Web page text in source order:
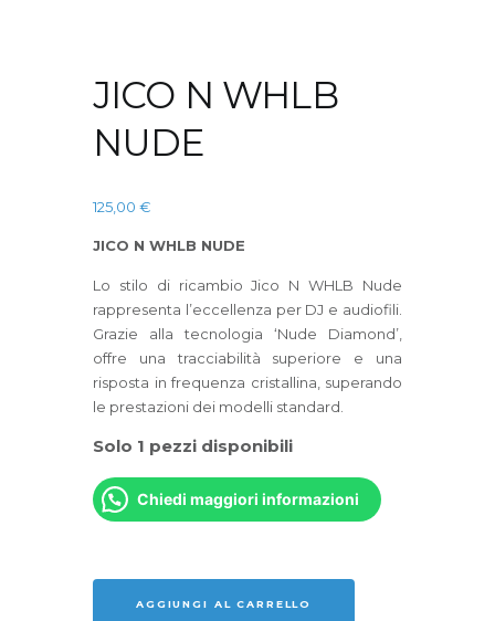
JICO N WHLB
NUDE
125,00 €
JICO N WHLB NUDE
Lo stilo di ricambio Jico N WHLB Nude
rappresenta l’eccellenza per DJ e audiofili.
Grazie alla tecnologia ‘Nude Diamond’,
offre una tracciabilità superiore e una
risposta in frequenza cristallina, superando
le prestazioni dei modelli standard.
Solo 1 pezzi disponibili
Chiedi maggiori informazioni
WHLB
AGGIUNGI AL CARRELLO